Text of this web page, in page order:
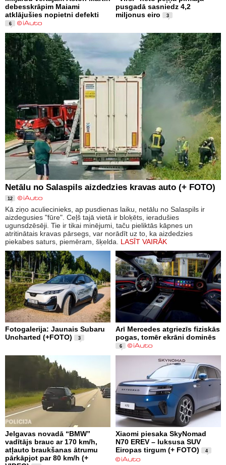
debesskrāpim Maiami
atklājušies nopietni defekti
6
pusgadā sasniedz 4,2
miljonus eiro
3
Netālu no Salaspils aizdedzies kravas auto (+ FOTO)
12
Kā ziņo aculiecinieks, ap pusdienas laiku, netālu no Salaspils ir
aizdegusies "fūre". Ceļš tajā vietā ir bloķēts, ieradušies
ugunsdzēsēji. Tie ir tikai minējumi, taču pieliktās kāpnes un
atritinātais kravas pārsegs, var norādīt uz to, ka aizdedzies
piekabes saturs, piemēram, šķelda. LASĪT VAIRĀK
Fotogalerija: Jaunais Subaru
Uncharted (+FOTO)
3
Arī Mercedes atgriezīs fiziskās
pogas, tomēr ekrāni dominēs
6
Jelgavas novadā “BMW”
vadītājs brauc ar 170 km/h,
atļauto braukšanas ātrumu
pārkāpjot par 80 km/h (+
Xiaomi piesaka SkyNomad
N70 EREV – luksusa SUV
Eiropas tirgum (+ FOTO)
4